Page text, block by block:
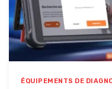
ÉQUIPEMENTS DE